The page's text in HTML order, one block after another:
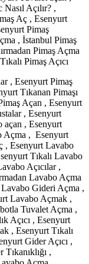
Açılır? ,
Aç , Esenyurt
Pimaş
, İstanbul Pimaş
Pimaş Açma
Pimaş Açıcı
, Esenyurt Pimaş
Tıkanan Pimaşı
Açan , Esenyurt
, Esenyurt
açan , Esenyurt
Açma , Esenyurt
, Esenyurt Lavabo
Tıkalı Lavabo
Açıcılar ,
Lavabo Açma
Gideri Açma ,
Lavabo Açmak ,
Tuvalet Açma ,
Açıcı , Esenyurt
, Esenyurt Tıkalı
Gider Açıcı ,
,